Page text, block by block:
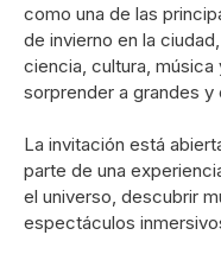
como una de las
de invierno en la
ciencia, cultura,
sorprender a grandes y
La invitación está
parte de una
el universo, descubrir
espectáculos